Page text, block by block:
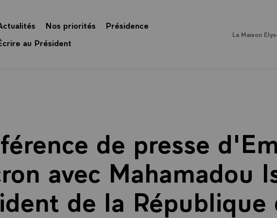
Nos priorités
Présidence
au Président
La Maison
de presse
avec Mahamadou
de la République